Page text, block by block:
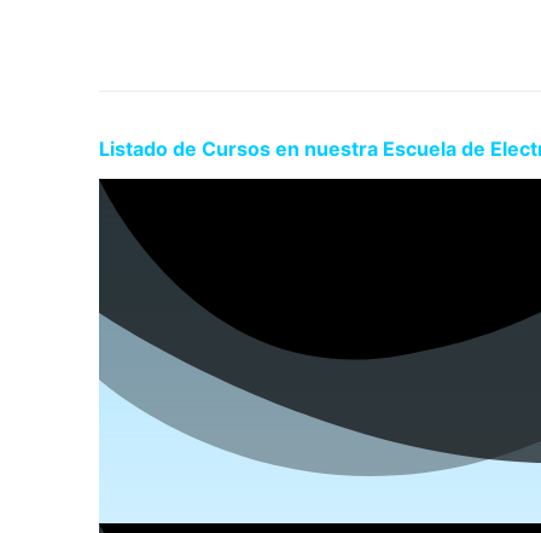
Listado de Cursos en nuestra Escuela de